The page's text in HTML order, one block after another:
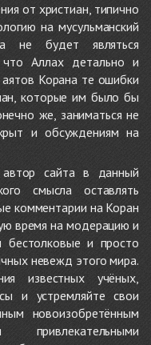
от христиан, типично
на мусульманский
не будет являться
Аллах детально и
Корана те ошибки
которые им было бы
же, заниматься не
и обсуждениям на
сайта в данный
смысла оставлять
комментарии на Коран
время на модерацию и
и просто
невежд этого мира.
известных учёных,
и устремляйте свои
новоизобретённым